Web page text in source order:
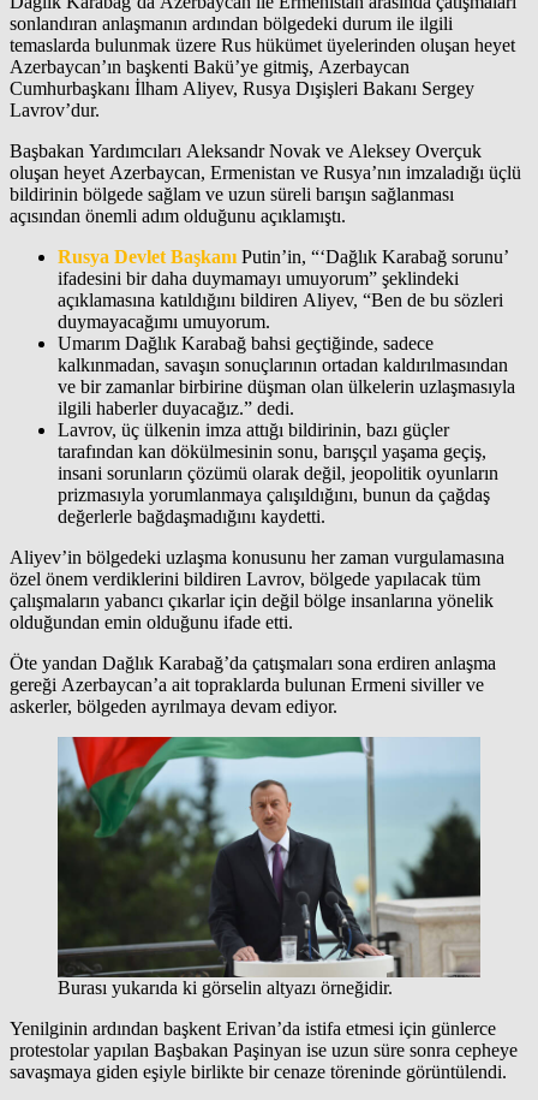
sonlandıran anlaşmanın ardından bölgedeki durum ile ilgili
temaslarda bulunmak üzere Rus hükümet üyelerinden oluşan heyet
Azerbaycan’ın başkenti Bakü’ye gitmiş, Azerbaycan
Cumhurbaşkanı İlham Aliyev, Rusya Dışişleri Bakanı Sergey
Lavrov’dur.
Başbakan Yardımcıları Aleksandr Novak ve Aleksey Overçuk
oluşan heyet Azerbaycan, Ermenistan ve Rusya’nın imzaladığı üçlü
bildirinin bölgede sağlam ve uzun süreli barışın sağlanması
açısından önemli adım olduğunu açıklamıştı.
Rusya Devlet Başkanı Putin’in, “‘Dağlık Karabağ sorunu’
ifadesini bir daha duymamayı umuyorum” şeklindeki
açıklamasına katıldığını bildiren Aliyev, “Ben de bu sözleri
duymayacağımı umuyorum.
Umarım Dağlık Karabağ bahsi geçtiğinde, sadece
kalkınmadan, savaşın sonuçlarının ortadan kaldırılmasından
ve bir zamanlar birbirine düşman olan ülkelerin uzlaşmasıyla
ilgili haberler duyacağız.” dedi.
Lavrov, üç ülkenin imza attığı bildirinin, bazı güçler
tarafından kan dökülmesinin sonu, barışçıl yaşama geçiş,
insani sorunların çözümü olarak değil, jeopolitik oyunların
prizmasıyla yorumlanmaya çalışıldığını, bunun da çağdaş
değerlerle bağdaşmadığını kaydetti.
Aliyev’in bölgedeki uzlaşma konusunu her zaman vurgulamasına
özel önem verdiklerini bildiren Lavrov, bölgede yapılacak tüm
çalışmaların yabancı çıkarlar için değil bölge insanlarına yönelik
olduğundan emin olduğunu ifade etti.
Öte yandan Dağlık Karabağ’da çatışmaları sona erdiren anlaşma
gereği Azerbaycan’a ait topraklarda bulunan Ermeni siviller ve
askerler, bölgeden ayrılmaya devam ediyor.
Burası yukarıda ki görselin altyazı örneğidir.
Yenilginin ardından başkent Erivan’da istifa etmesi için günlerce
protestolar yapılan Başbakan Paşinyan ise uzun süre sonra cepheye
savaşmaya giden eşiyle birlikte bir cenaze töreninde görüntülendi.